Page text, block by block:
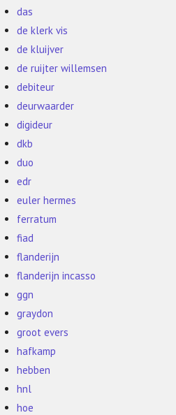
das
de klerk vis
de kluijver
de ruijter willemsen
debiteur
deurwaarder
digideur
dkb
duo
edr
euler hermes
ferratum
fiad
flanderijn
flanderijn incasso
ggn
graydon
groot evers
hafkamp
hebben
hnl
hoe